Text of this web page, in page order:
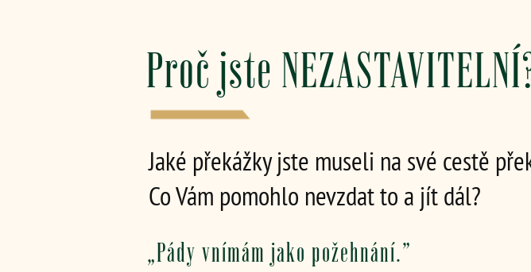
Proč jste
Jaké překážky jste museli na své cestě
Co Vám pomohlo nevzdat to a jít dál?
„Pády vnímám jako požehnání.”